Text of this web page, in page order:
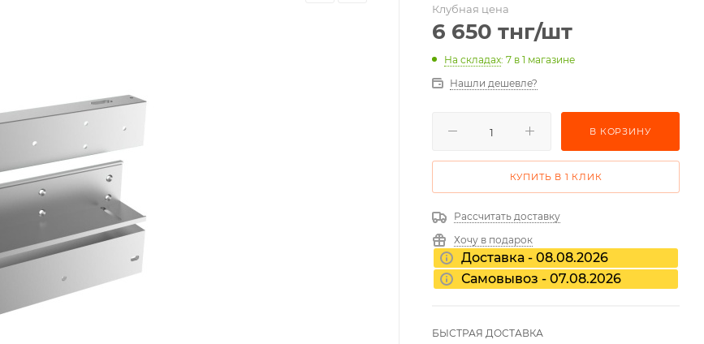
Клубная цена
6 650 тнг/шт
На складах: 7 в 1 магазине
Нашли дешевле?
В КОРЗИНУ
КУПИТЬ В 1 КЛИК
Рассчитать доставку
Хочу в подарок
Доставка - 08.08.2026
Самовывоз - 07.08.2026
БЫСТРАЯ ДОСТАВКА